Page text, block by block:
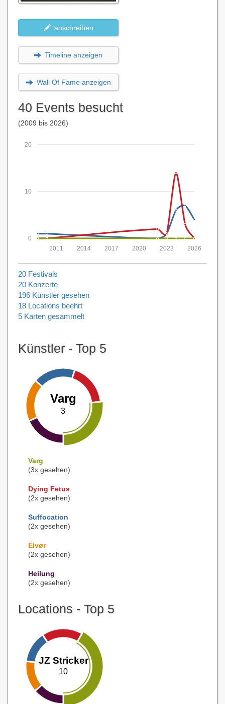
anschreiben
Timeline anzeigen
Wall Of Fame anzeigen
40 Events besucht
(2009 bis 2026)
0
10
20
2026
2023
2020
2017
2014
2011
20 Festivals
20 Konzerte
196 Künstler gesehen
18 Locations beehrt
5 Karten gesammelt
Künstler - Top 5
Varg
3
Varg
(3x gesehen)
Dying Fetus
(2x gesehen)
Suffocation
(2x gesehen)
Eivør
(2x gesehen)
Heilung
(2x gesehen)
Locations - Top 5
JZ Stricker
10